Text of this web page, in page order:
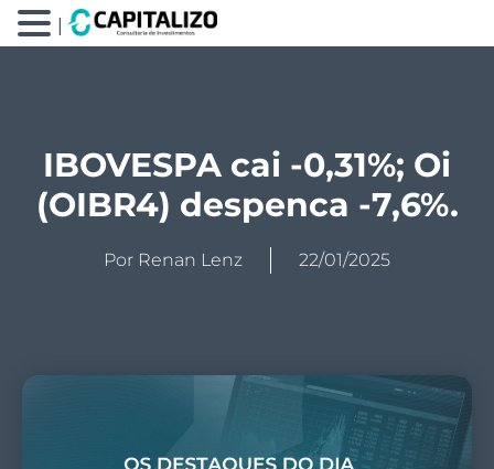
IBOVESPA cai -0,31%; Oi
(OIBR4) despenca -7,6%.
Por Renan Lenz 22/01/2025